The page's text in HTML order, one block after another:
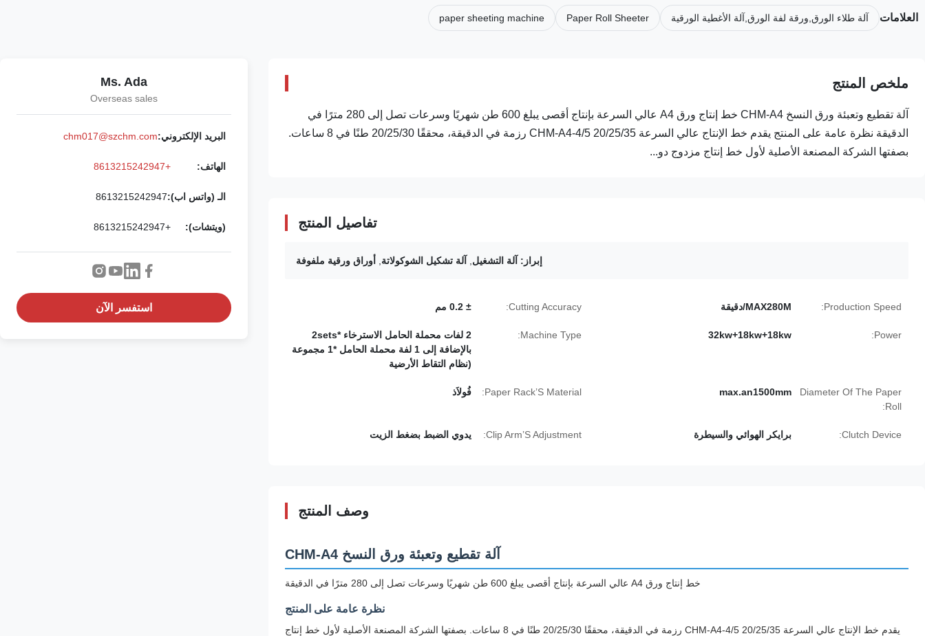
العلامات آلة طلاء الورق,ورقة لفة الورق,آلة الأغطية الورقية Paper Roll Sheeter
paper sheeting machine
ملخص المنتج
آلة تقطيع وتعبئة ورق النسخ CHM-A4 خط إنتاج ورق A4 عالي السرعة بإنتاج أقصى يبلغ 600 طن شهريًا وسرعات تصل إلى 280 مترًا في
الدقيقة نظرة عامة على المنتج يقدم خط الإنتاج عالي السرعة CHM-A4-4/5 20/25/35 رزمة في الدقيقة، محققًا 20/25/30 طنًا في 8 ساعات.
بصفتها الشركة المصنعة الأصلية لأول خط إنتاج مزدوج دو...
تفاصيل المنتج
إبراز: آلة التشغيل آلة تشكيل الشوكولاتة أوراق ورقية ملفوفة
Production Speed: MAX280M/دقيقة Cutting Accuracy: ± 0.2 مم
Power:
32kw+18kw+18kw
Machine Type:
2 لفات محملة الحامل الاسترخاء *2sets
بالإضافة إلى 1 لفة محملة الحامل *1 مجموعة
(نظام التقاط الأرضية
Diameter Of The Paper
Roll:
max.an1500mm
Paper Rack’S Material: فُولاَذ
Clutch Device: برايكر الهوائي والسيطرة Clip Arm’S Adjustment: يدوي الضبط بضغط الزيت
وصف المنتج
آلة تقطيع وتعبئة ورق النسخ CHM-A4
خط إنتاج ورق A4 عالي السرعة بإنتاج أقصى يبلغ 600 طن شهريًا وسرعات تصل إلى 280 مترًا في الدقيقة
نظرة عامة على المنتج
يقدم خط الإنتاج عالي السرعة CHM-A4-4/5 20/25/35 رزمة في الدقيقة، محققًا 20/25/30 طنًا في 8 ساعات. بصفتها الشركة المصنعة الأصلية لأول خط إنتاج
Ms. Ada
Overseas sales
البريد الإلكتروني:chm017@szchm.com
الهاتف: +8613215242947
الـ (واتس اب):8613215242947
(ويتشات): +8613215242947
استفسر الآن